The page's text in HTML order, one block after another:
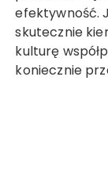
efektywność.
skutecznie
kulturę
koniecznie